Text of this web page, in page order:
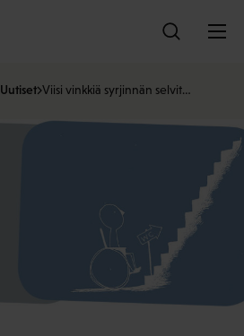
Uutiset Viisi vinkkiä syrjinnän selvit…